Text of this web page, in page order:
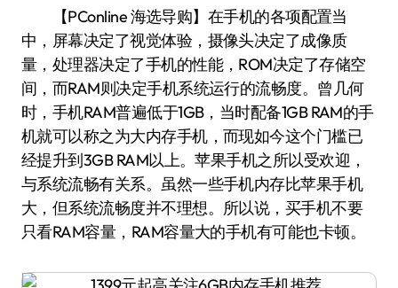
【PConline 海选导购】在手机的各项配置当
中，屏幕决定了视觉体验，摄像头决定了成像质
量，处理器决定了手机的性能，ROM决定了存储空
间，而RAM则决定手机系统运行的流畅度。曾几何
时，手机RAM普遍低于1GB，当时配备1GB RAM的手
机就可以称之为大内存手机，而现如今这个门槛已
经提升到3GB RAM以上。苹果手机之所以受欢迎，
与系统流畅有关系。虽然一些手机内存比苹果手机
大，但系统流畅度并不理想。所以说，买手机不要
只看RAM容量，RAM容量大的手机有可能也卡顿。